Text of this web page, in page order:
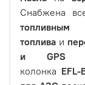
Снабжена
топлива и
и GPS
колонка